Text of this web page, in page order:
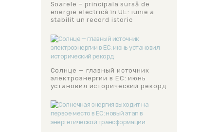
Soarele – principala sursă de
energie electrică în UE: iunie a
stabilit un record istoric
Солнце — главный источник
электроэнергии в ЕС: июнь
установил исторический рекорд